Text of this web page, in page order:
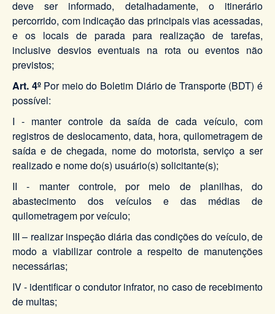
deve ser informado, detalhadamente, o itinerário
percorrido, com indicação das principais vias acessadas,
e os locais de parada para realização de tarefas,
inclusive desvios eventuais na rota ou eventos não
previstos;
Art. 4ºPor meio do Boletim Diário de Transporte (BDT) é
possível:
I - manter controle da saída de cada veículo, com
registros de deslocamento, data, hora, quilometragem de
saída e de chegada, nome do motorista, serviço a ser
realizado e nome do(s) usuário(s) solicitante(s);
II - manter controle, por meio de planilhas, do
abastecimento dos veículos e das médias de
quilometragem por veículo;
III – realizar inspeção diária das condições do veículo, de
modo a viabilizar controle a respeito de manutenções
necessárias;
IV - identificar o condutor infrator, no caso de recebimento
de multas;